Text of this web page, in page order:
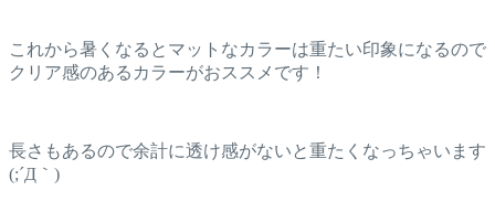
これから暑くなるとマットなカラーは重たい印象になるので
クリア感のあるカラーがおススメです！
長さもあるので余計に透け感がないと重たくなっちゃいます
(;´Д｀)